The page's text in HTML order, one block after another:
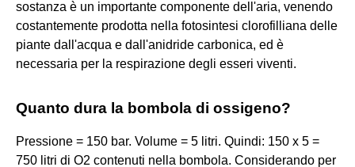
sostanza è un importante componente dell'aria, venendo
costantemente prodotta nella fotosintesi clorofilliana delle
piante dall'acqua e dall'anidride carbonica, ed è
necessaria per la respirazione degli esseri viventi.
Quanto dura la bombola di ossigeno?
Pressione = 150 bar. Volume = 5 litri. Quindi: 150 x 5 =
750 litri di O2 contenuti nella bombola. Considerando per